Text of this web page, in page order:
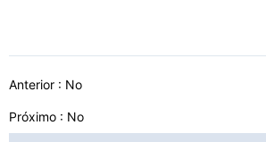
Anterior : No
Próximo : No